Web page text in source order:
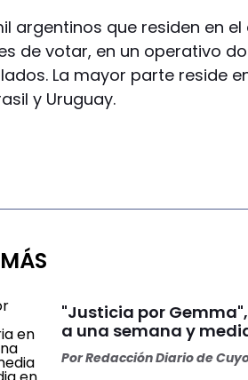
argentinos que residen en
de votar, en un operativo
La mayor parte reside
y Uruguay.
"Justicia por
a una semana y
PorRedacción Diario de